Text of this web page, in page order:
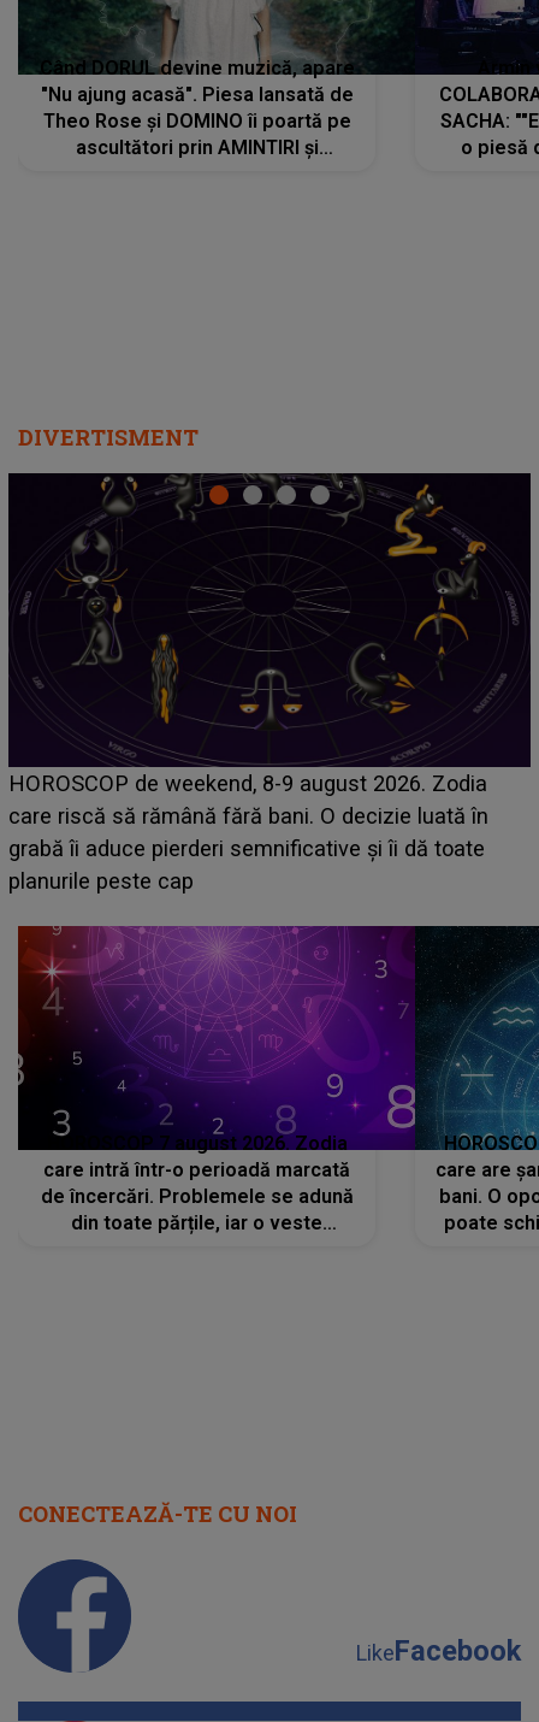
Când DORUL devine muzică, apare
"Nu ajung acasă". Piesa lansată de
Theo Rose și DOMINO îi poartă pe
ascultători prin AMINTIRI și
SACHA:
o piesă
DIVERTISMENT
Emanuel a ținut ACEST DETALIU ASCUNS până
acum! În fața Alexandrei, concurentul din Casa Iubirii
face o MĂRTURISIRE NEAȘTEPTATĂ despre mama
sa: "I-am spus și ei în față, eu nu te iubesc pentru
HOROSCOP 7 august 2026. Zodia
care intră într-o perioadă marcată
de încercări. Problemele se adună
din toate părțile, iar o veste
care are
bani. O
poate
CONECTEAZĂ-TE CU NOI
LikeFacebook